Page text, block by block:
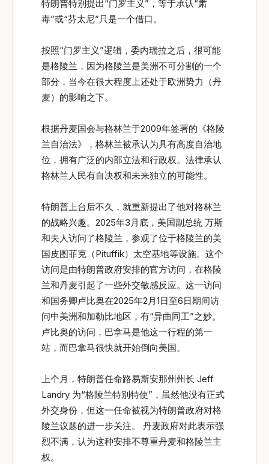
特朗普特别提出“门罗主义”，等于承认“肃
毒”或“芬太尼”只是一个借口。
按照“门罗主义”逻辑，委内瑞拉之后，很可能
是格陵兰，因为格陵兰是美洲不可分割的一个
部分，当今在很大程度上还处于欧洲势力（丹
麦）的影响之下。
根据丹麦国会与格林兰于2009年签署的《格陵
兰自治法》，格林兰被承认为具有高度自治地
位，拥有广泛的内部立法和行政权。法律承认
格林兰人民有自决权和未来独立的可能性。
特朗普上台后不久，就重新提出了他对格林兰
的战略兴趣。2025年3月底，美国副总统 万斯
和夫人访问了格陵兰，参观了位于格陵兰的美
国皮图菲克（Pituffik）太空基地等设施。这个
访问是由特朗普政府安排的官方访问，在格陵
兰和丹麦引起了一些外交敏感反应。这一访问
和国务卿卢比奥在2025年2月1日至6日期间访
问中美洲和加勒比地区，有“异曲同工”之妙。
卢比奥的访问，巴拿马是他这一行程的第一
站，而巴拿马很快就开始倒向美国。
上个月，特朗普任命路易斯安那州州长 Jeff
Landry 为“格陵兰特别特使”，虽然他没有正式
外交身份，但这一任命被视为特朗普政府对格
陵兰议题的进一步关注。 丹麦政府对此表示强
烈不满，认为这种安排不尊重丹麦和格陵兰主
权。